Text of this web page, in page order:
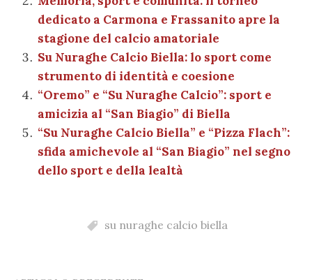
o
k
p
di
dedicato a Carmona e Frassanito apre la
stagione del calcio amatoriale
Su Nuraghe Calcio Biella: lo sport come
strumento di identità e coesione
“Oremo” e “Su Nuraghe Calcio”: sport e
amicizia al “San Biagio” di Biella
“Su Nuraghe Calcio Biella” e “Pizza Flach”:
sfida amichevole al “San Biagio” nel segno
dello sport e della lealtà
su nuraghe calcio biella